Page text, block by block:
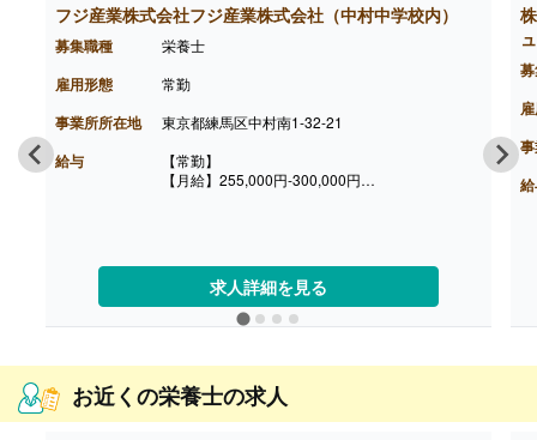
フジ産業株式会社フジ産業株式会社（中村中学校内）
募集職種 栄養士
雇用形態 常勤
事業所所在地 東京都練馬区中村南1-32-21
給与
【常勤】
【月給】255,000円-300,000円
【退職金】無し
求人詳細を見る
お近くの栄養士の求人